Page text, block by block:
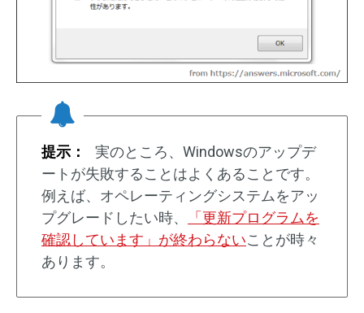
提示：
実のところ、Windowsのアップデ
ートが失敗することはよくあることです。
例えば、オペレーティングシステムをアッ
プグレードしたい時、
「更新プログラムを
確認しています」が終わらないことが時々
あります。